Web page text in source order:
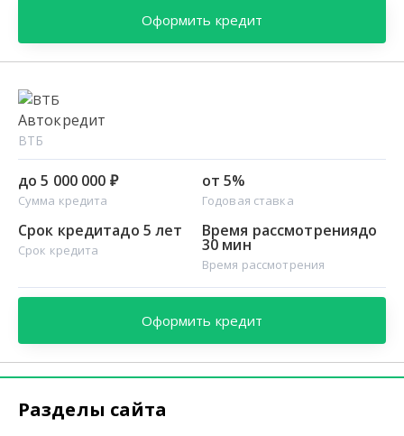
Оформить кредит
Автокредит
ВТБ
до 5 000 000 ₽
Сумма кредита
от 5%
Годовая ставка
Срок кредитадо 5 лет
Срок кредита
Время рассмотрениядо
30 мин
Время рассмотрения
Оформить кредит
Разделы сайта